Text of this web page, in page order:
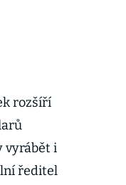
rozšíří
vyrábět i
ředitel